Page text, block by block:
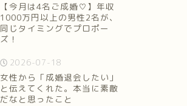
【今月は4名ご成婚♡】年収
1000万円以上の男性2名が、
同じタイミングでプロポー
ズ！
2026-07-18
女性から「成婚退会したい」
と伝えてくれた。本当に素敵
だなと思ったこと